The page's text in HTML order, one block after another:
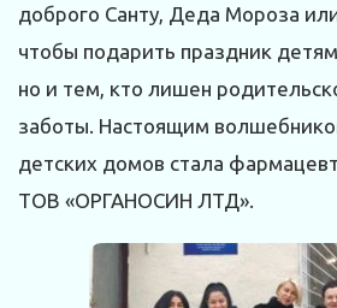
доброго Санту, Деда Мороза
чтобы подарить праздник
но и тем, кто лишен
заботы. Настоящим
детских домов стала
ТОВ «ОРГАНОСИН ЛТД».